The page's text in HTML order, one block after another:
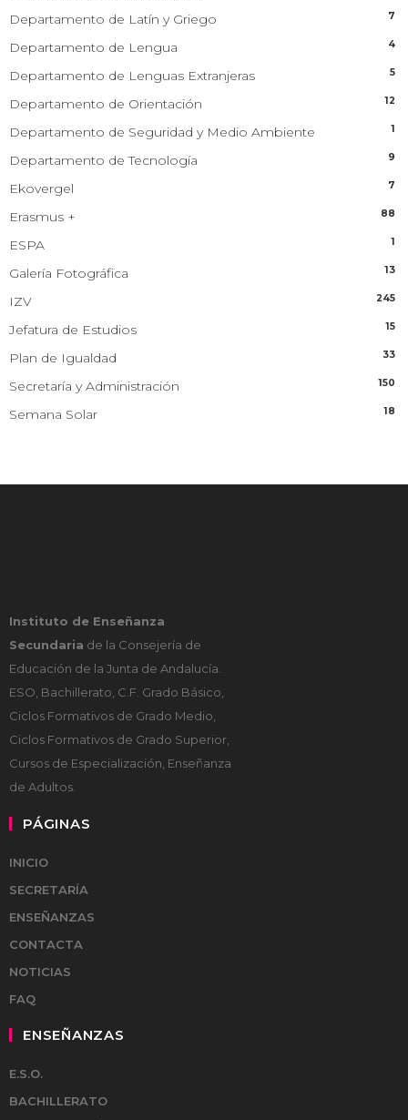
Departamento de Latín y Griego 7
Departamento de Lengua 4
Departamento de Lenguas Extranjeras 5
Departamento de Orientación 12
Departamento de Seguridad y Medio Ambiente 1
Departamento de Tecnología 9
Ekovergel 7
Erasmus + 88
ESPA 1
Galería Fotográfica 13
IZV 245
Jefatura de Estudios 15
Plan de Igualdad 33
Secretaría y Administración 150
Semana Solar 18
Instituto de Enseñanza
Secundaria de la Consejería de
Educación de la Junta de Andalucía.
ESO, Bachillerato, C.F. Grado Básico,
Ciclos Formativos de Grado Medio,
Ciclos Formativos de Grado Superior,
Cursos de Especialización, Enseñanza
de Adultos.
PÁGINAS
INICIO
SECRETARÍA
ENSEÑANZAS
CONTACTA
NOTICIAS
FAQ
ENSEÑANZAS
E.S.O.
BACHILLERATO